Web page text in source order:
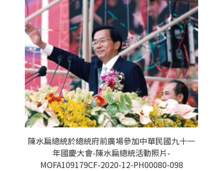
陳水扁總統於總統府前廣場參加中華民國九十一
年國慶大會-陳水扁總統活動照片-
MOFA109179CF-2020-12-PH00080-098